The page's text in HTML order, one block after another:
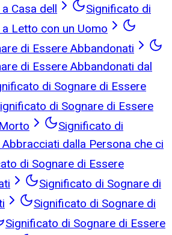
Casa dell
Significato di
Letto con un Uomo
di Essere Abbandonati
di Essere Abbandonati dal
di Sognare di Essere
di Sognare di Essere
Significato di
dalla Persona che ci
di Sognare di Essere
Significato di Sognare di
Significato di Sognare di
Significato di Sognare di Essere